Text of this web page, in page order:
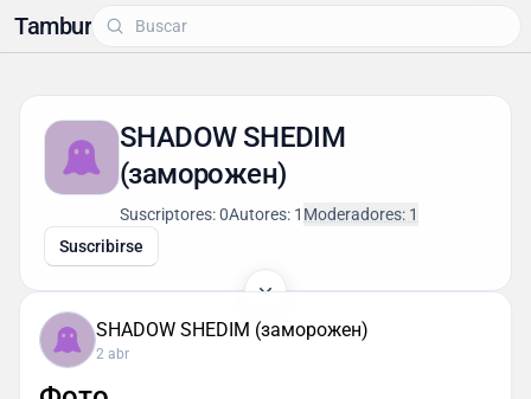
Tambur
SHADOW SHEDIM
(заморожен)
Suscriptores: 0Autores: 1 Moderadores: 1
Suscribirse
SHADOW SHEDIM (заморожен)
2 abr